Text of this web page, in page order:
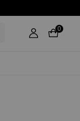
0